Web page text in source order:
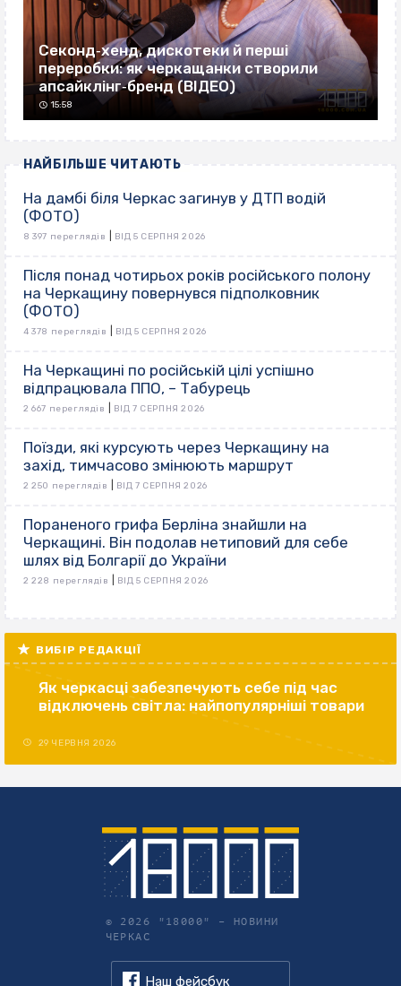
Секонд‐хенд, дискотеки й перші
переробки: як черкащанки створили
апсайклінг‐бренд (ВІДЕО)
15:58
НАЙБІЛЬШЕ ЧИТАЮТЬ
На дамбі біля Черкас загинув у ДТП водій
(ФОТО)
8 397 переглядів ВІД 5 СЕРПНЯ 2026
Після понад чотирьох років російського полону
на Черкащину повернувся підполковник
(ФОТО)
4 378 переглядів ВІД 5 СЕРПНЯ 2026
На Черкащині по російській цілі успішно
відпрацювала ППО, – Табурець
2 667 переглядів ВІД 7 СЕРПНЯ 2026
Поїзди, які курсують через Черкащину на
захід, тимчасово змінюють маршрут
2 250 переглядів ВІД 7 СЕРПНЯ 2026
Пораненого грифа Берліна знайшли на
Черкащині. Він подолав нетиповий для себе
шлях від Болгарії до України
2 228 переглядів ВІД 5 СЕРПНЯ 2026
ВИБІР РЕДАКЦІЇ
Як черкасці забезпечують себе під час
відключень світла: найпопулярніші товари
29 ЧЕРВНЯ 2026
© 2026 "18000" – НОВИНИ
ЧЕРКАС
Наш фейсбук